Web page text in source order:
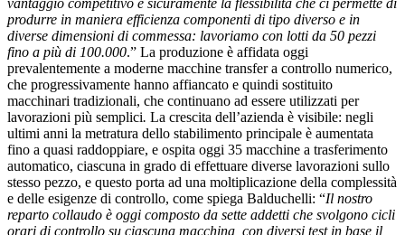
vantaggio competitivo è sicuramente la flessibilità che ci permette di
produrre in maniera efficienza componenti di tipo diverso e in
diverse dimensioni di commessa: lavoriamo con lotti da 50 pezzi
fino a più di 100.000.” La produzione è affidata oggi
prevalentemente a moderne macchine transfer a controllo numerico,
che progressivamente hanno affiancato e quindi sostituito
macchinari tradizionali, che continuano ad essere utilizzati per
lavorazioni più semplici. La crescita dell’azienda è visibile: negli
ultimi anni la metratura dello stabilimento principale è aumentata
fino a quasi raddoppiare, e ospita oggi 35 macchine a trasferimento
automatico, ciascuna in grado di effettuare diverse lavorazioni sullo
stesso pezzo, e questo porta ad una moltiplicazione della complessità
e delle esigenze di controllo, come spiega Balduchelli: “Il nostro
reparto collaudo è oggi composto da sette addetti che svolgono cicli
orari di controllo su ciascuna macchina, con diversi test in base il